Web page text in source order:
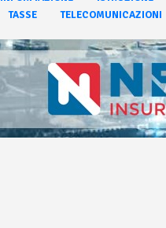
TASSE TELECOMUNICAZIONI